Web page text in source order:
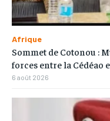
Afrique
Sommet de Cotonou :
forces entre la Cédéao
6 août 2026